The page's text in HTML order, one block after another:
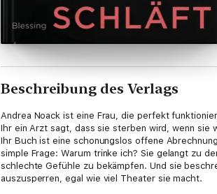
Beschreibung des Verlags
Andrea Noack ist eine Frau, die perfekt
Ihr ein Arzt sagt, dass sie sterben wird, wenn sie
Ihr Buch ist eine schonungslos offene
simple Frage: Warum trinke ich? Sie gelangt zu
schlechte Gefühle zu bekämpfen. Und sie
auszusperren, egal wie viel Theater sie macht.